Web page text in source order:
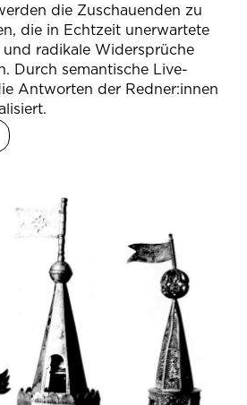
die Zuschauenden zu
die in Echtzeit unerwartete
radikale Widersprüche
Durch semantische Live-
Antworten der Redner:innen